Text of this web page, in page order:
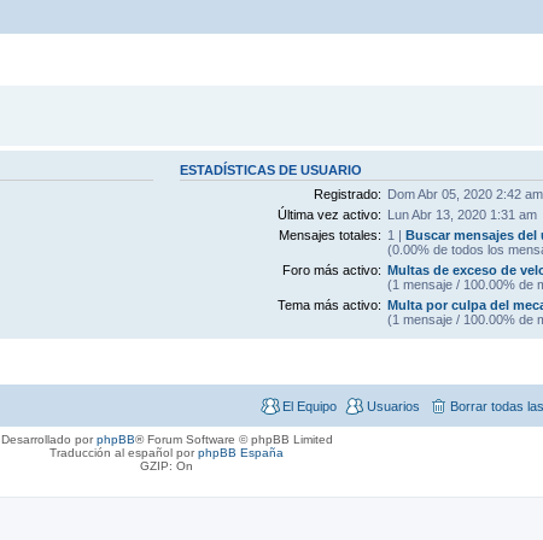
ESTADÍSTICAS DE USUARIO
Registrado: Dom Abr 05, 2020 2:42 am
Última vez activo: Lun Abr 13, 2020 1:31 am
Mensajes totales: 1 | Buscar mensajes del
(0.00% de todos los
Foro más activo: Multas de exceso de
(1 mensaje / 100.00% de
Tema más activo: Multa por culpa del
(1 mensaje / 100.00% de
Borrar todas
Usuarios
El Equipo
Desarrollado porphpBB® Forum Software © phpBB Limited
Traducción al español porphpBB España
GZIP: On